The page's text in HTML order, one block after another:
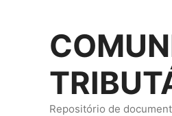
Repositório de